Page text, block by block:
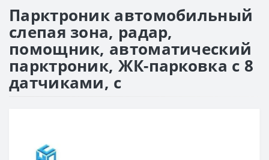
Парктроник автомобильный
слепая зона, радар,
помощник, автоматический
парктроник, ЖК-парковка с 8
датчиками, с